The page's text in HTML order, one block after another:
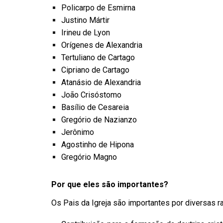
Policarpo de Esmirna
Justino Mártir
Irineu de Lyon
Orígenes de Alexandria
Tertuliano de Cartago
Cipriano de Cartago
Atanásio de Alexandria
João Crisóstomo
Basílio de Cesareia
Gregório de Nazianzo
Jerônimo
Agostinho de Hipona
Gregório Magno
Por que eles são importantes?
Os Pais da Igreja são importantes por diversas